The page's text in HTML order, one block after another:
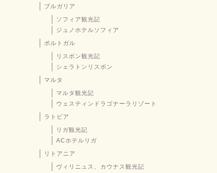
ブルガリア
ソフィア観光記
ジュノホテルソフィア
ポルトガル
リスボン観光記
シェラトンリスボン
マルタ
マルタ観光記
ウェスティンドラゴナーラリゾート
ラトビア
リガ観光記
ACホテルリガ
リトアニア
ヴィリニュス、カウナス観光記